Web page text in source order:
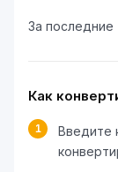
За последние
Как
1
Введите